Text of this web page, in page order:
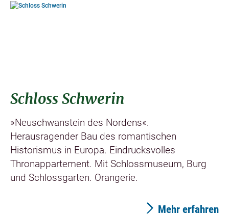
Schloss Schwerin
»Neuschwanstein des Nordens«.
Herausragender Bau des romantischen
Historismus in Europa. Eindrucksvolles
Thronappartement. Mit Schlossmuseum, Burg
und Schlossgarten. Orangerie.
Mehr erfahren